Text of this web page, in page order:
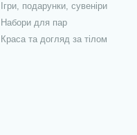
Ігри, подарунки, сувеніри
Набори для пар
Краса та догляд за тілом